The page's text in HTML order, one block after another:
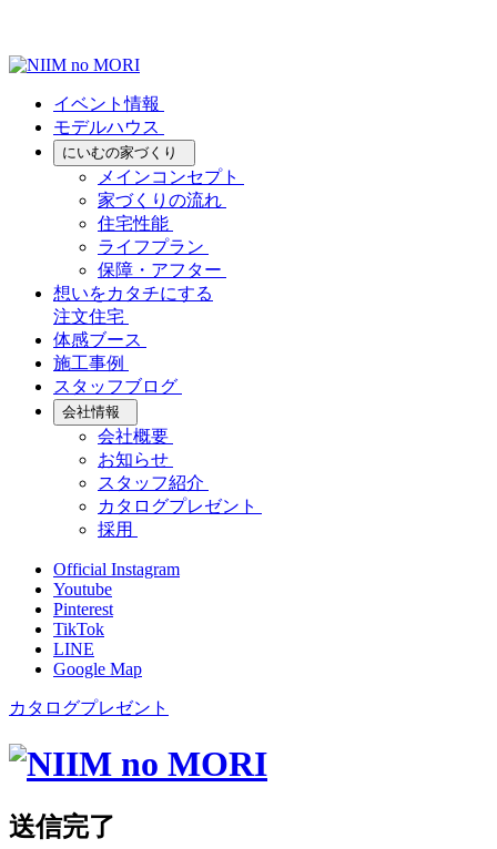
イベント情報
モデルハウス
にいむの家づくり
メインコンセプト
家づくりの流れ
住宅性能
ライフプラン
保障・アフター
想いをカタチにする
注文住宅
体感ブース
施工事例
スタッフブログ
会社情報
会社概要
お知らせ
スタッフ紹介
カタログプレゼント
採用
Official Instagram
Youtube
Pinterest
TikTok
LINE
Google Map
カタログプレゼント
送信完了